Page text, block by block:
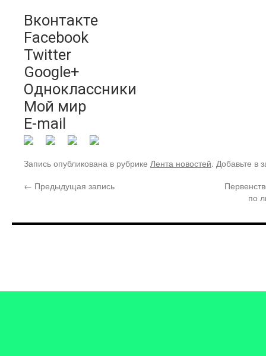
Вконтакте
Facebook
Twitter
Google+
Одноклассники
Мой мир
E-mail
Запись опубликована в рубрике Лента новостей. Добавьте в
← Предыдущая запись
по